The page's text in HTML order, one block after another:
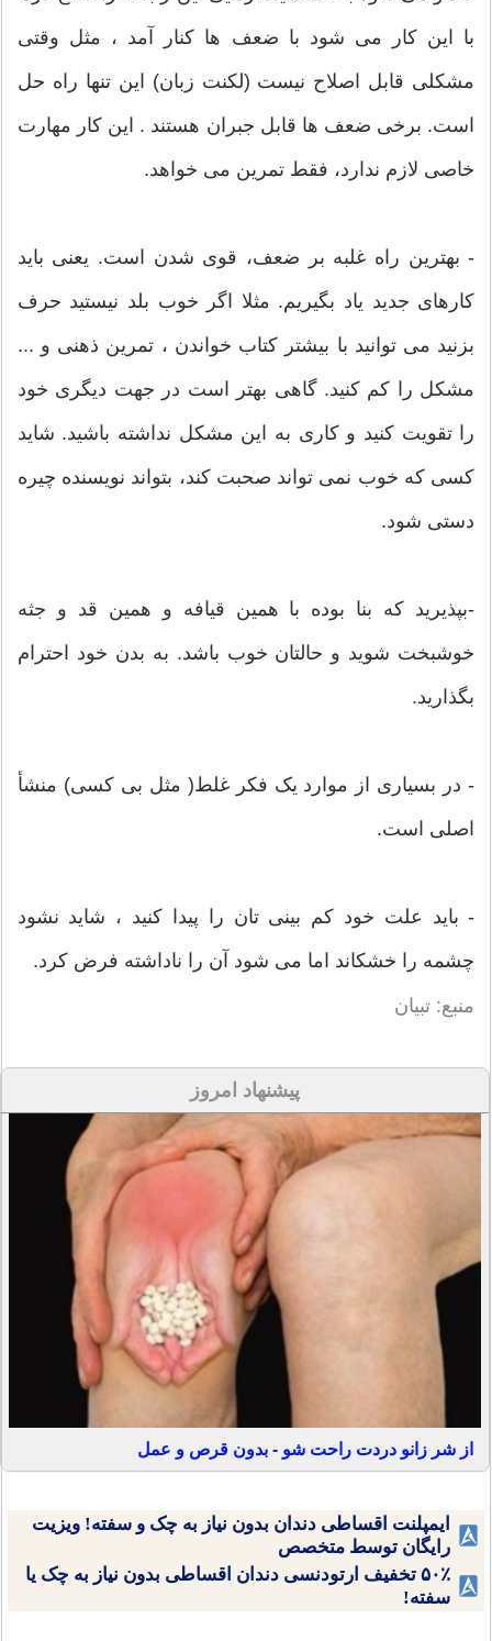
با این کار می شود با ضعف ها کنار آمد ، مثل وقتی
مشکلی قابل اصلاح نیست (لکنت زبان) این تنها راه حل
است. برخی ضعف ها قابل جبران هستند . این کار مهارت
خاصی لازم ندارد، فقط تمرین می خواهد.
- بهترین راه غلبه بر ضعف، قوی شدن است. یعنی باید
کارهای جدید یاد بگیریم. مثلا اگر خوب بلد نیستید حرف
بزنید می توانید با بیشتر کتاب خواندن ، تمرین ذهنی و ...
مشکل را کم کنید. گاهی بهتر است در جهت دیگری خود
را تقویت کنید و کاری به این مشکل نداشته باشید. شاید
کسی که خوب نمی تواند صحبت کند، بتواند نویسنده چیره
دستی شود.
-بپذیرید که بنا بوده با همین قیافه و همین قد و جثه
خوشبخت شوید و حالتان خوب باشد. به بدن خود احترام
بگذارید.
- در بسیاری از موارد یک فکر غلط( مثل بی کسی) منشأ
اصلی است.
- باید علت خود کم بینی تان را پیدا کنید ، شاید نشود
چشمه را خشکاند اما می شود آن را ناداشته فرض کرد.
منبع: تبیان
پیشنهاد امروز
از شر زانو دردت راحت شو - بدون قرص و عمل
ایمپلنت اقساطی دندان بدون نیاز به چک و سفته! ویزیت
رایگان توسط متخصص
۵۰٪ تخفیف ارتودنسی دندان اقساطی بدون نیاز به چک یا
سفته!